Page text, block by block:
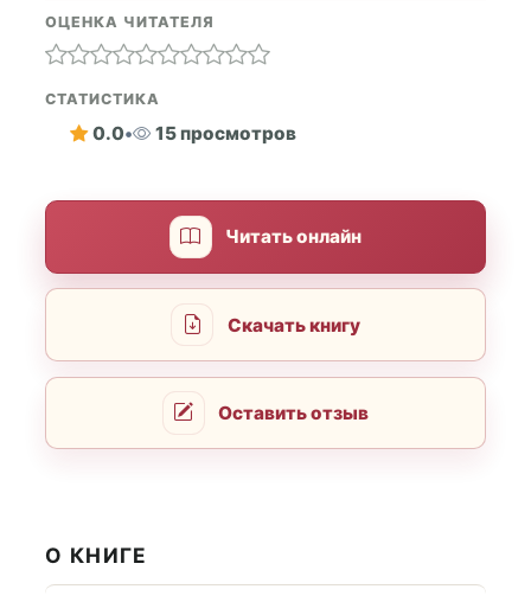
ОЦЕНКА ЧИТАТЕЛЯ
СТАТИСТИКА
0.0• 15 просмотров
Читать онлайн
Скачать книгу
Оставить отзыв
О КНИГЕ